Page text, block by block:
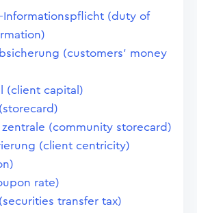
Informationspflicht (duty of
(customers' money
(client capital)
(community storecard)
(client centricity)
rate)
transfer tax)